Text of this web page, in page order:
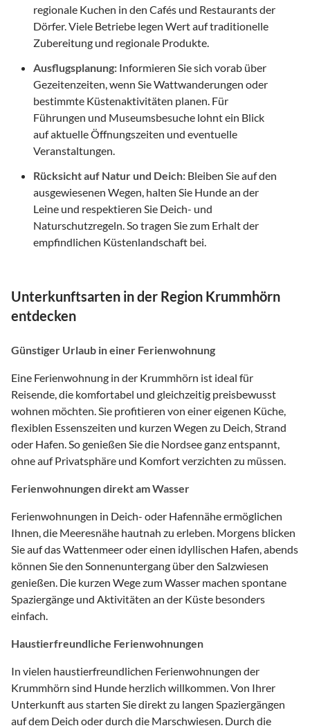
regionale Kuchen in den Cafés und Restaurants der
Dörfer. Viele Betriebe legen Wert auf traditionelle
Zubereitung und regionale Produkte.
Ausflugsplanung: Informieren Sie sich vorab über
Gezeitenzeiten, wenn Sie Wattwanderungen oder
bestimmte Küstenaktivitäten planen. Für
Führungen und Museumsbesuche lohnt ein Blick
auf aktuelle Öffnungszeiten und eventuelle
Veranstaltungen.
Rücksicht auf Natur und Deich: Bleiben Sie auf den
ausgewiesenen Wegen, halten Sie Hunde an der
Leine und respektieren Sie Deich- und
Naturschutzregeln. So tragen Sie zum Erhalt der
empfindlichen Küstenlandschaft bei.
Unterkunftsarten in der Region Krummhörn
entdecken
Günstiger Urlaub in einer Ferienwohnung
Eine Ferienwohnung in der Krummhörn ist ideal für
Reisende, die komfortabel und gleichzeitig preisbewusst
wohnen möchten. Sie profitieren von einer eigenen Küche,
flexiblen Essenszeiten und kurzen Wegen zu Deich, Strand
oder Hafen. So genießen Sie die Nordsee ganz entspannt,
ohne auf Privatsphäre und Komfort verzichten zu müssen.
Ferienwohnungen direkt am Wasser
Ferienwohnungen in Deich- oder Hafennähe ermöglichen
Ihnen, die Meeresnähe hautnah zu erleben. Morgens blicken
Sie auf das Wattenmeer oder einen idyllischen Hafen, abends
können Sie den Sonnenuntergang über den Salzwiesen
genießen. Die kurzen Wege zum Wasser machen spontane
Spaziergänge und Aktivitäten an der Küste besonders
einfach.
Haustierfreundliche Ferienwohnungen
In vielen haustierfreundlichen Ferienwohnungen der
Krummhörn sind Hunde herzlich willkommen. Von Ihrer
Unterkunft aus starten Sie direkt zu langen Spaziergängen
auf dem Deich oder durch die Marschwiesen. Durch die